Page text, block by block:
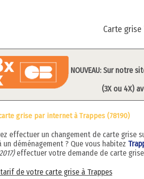
Carte grise
NOUVEAU: Sur notre
(3X ou 4X)
grise par internet à Trappes (78190)
effectuer un changement de carte grise
un déménagement ? Que vous habitez
effectuer votre demande de carte
de votre carte grise à Trappes